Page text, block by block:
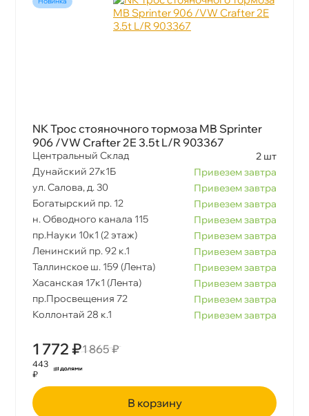
NK Трос стояночного тормоза MB Sprinter
906 /VW Crafter 2E 3.5t L/R 903367
Центральный Склад
2 шт
Дунайский 27к1Б
Привезем завтра
ул. Салова, д. 30
Привезем завтра
Богатырский пр. 12
Привезем завтра
н. Обводного канала 115
Привезем завтра
пр.Науки 10к1 (2 этаж)
Привезем завтра
Ленинский пр. 92 к.1
Привезем завтра
Таллинское ш. 159 (Лента)
Привезем завтра
Хасанская 17к1 (Лента)
Привезем завтра
пр.Просвещения 72
Привезем завтра
Коллонтай 28 к.1
Привезем завтра
1 772 ₽1 865 ₽
443
₽
корзину